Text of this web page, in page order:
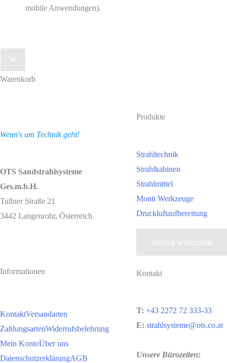
mobile Anwendungen).
Warenkorb
Wenn's um Technik geht!
OTS Sandstrahlsysteme
Ges.m.b.H.
Tullner Straße 21
3442 Langenrohr, Österreich
Produkte
Strahltechnik
Strahlkabinen
Strahlmittel
Monti Werkzeuge
Druckluftaufbereitung
Vertrag widerrufen
Informationen
KontaktVersandarten
ZahlungsartenWiderrufsbelehrung
Mein KontoÜber uns
DatenschutzerklärungAGB
Kontakt
T: +43 2272 72 333-33
E: strahlsysteme@ots.co.at
Unsere Bürozeiten: